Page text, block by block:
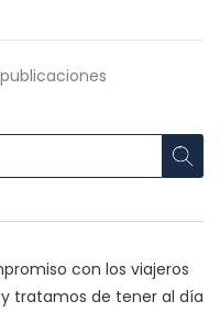
con los viajeros
tratamos de tener al día